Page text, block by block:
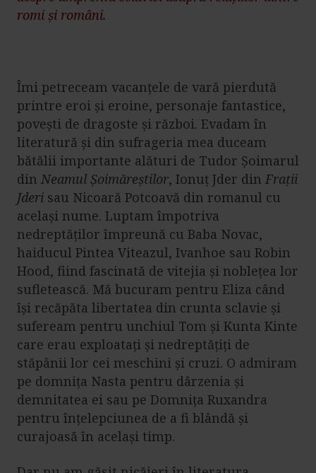
romi și români.
Îmi petreceam vacanțele de vară pierdută
printre eroi și eroine, personaje fantastice,
povești de dragoste și război. Evadam în
literatură și din sufrageria mea duceam
bătălii importante alături de Tudor Șoimarul
din Neamul Șoimăreștilor, Ionuț Jder din Frații
Jderi sau Nicoară Potcoavă din romanul cu
același nume. Luptam împotriva
nedreptăților împreună cu Baba Novac,
haiducul Pintea Viteazul, Ivanhoe sau Robin
Hood, fiind fascinată de vitejia și noblețea lor
sufletească. Mă bucuram pentru Eliza când
își recăpăta libertatea din crunta sclavie și
sufeream pentru unchiul Tom și Kunta Kinte
care erau exploatați și nedreptățiți de
stăpânii lor cei meschini și cruzi. O admiram
pe domnița Nasta pentru dârzenia și
demnitatea ei sau pe Domnița Ruxandra
pentru înțelepciunea de a fi blândă și
curajoasă în același timp.